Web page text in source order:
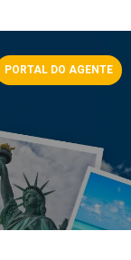
PORTAL DO AGENTE